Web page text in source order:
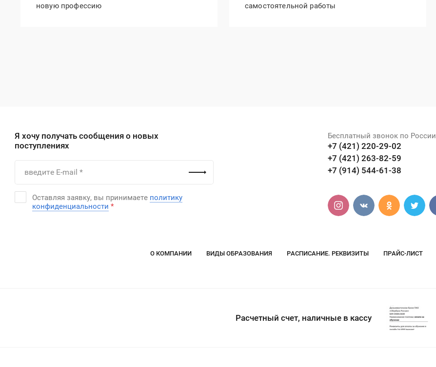
новую профессию
самостоятельной работы
Я хочу получать сообщения о новых
поступлениях
Оставляя заявку, вы принимаете политику
конфиденциальности *
Бесплатный звонок по России
+7 (421) 220-29-02
+7 (421) 263-82-59
+7 (914) 544-61-38
О КОМПАНИИ ВИДЫ ОБРАЗОВАНИЯ РАСПИСАНИЕ. РЕКВИЗИТЫ ПРАЙС-ЛИСТ
Расчетный счет, наличные в кассу